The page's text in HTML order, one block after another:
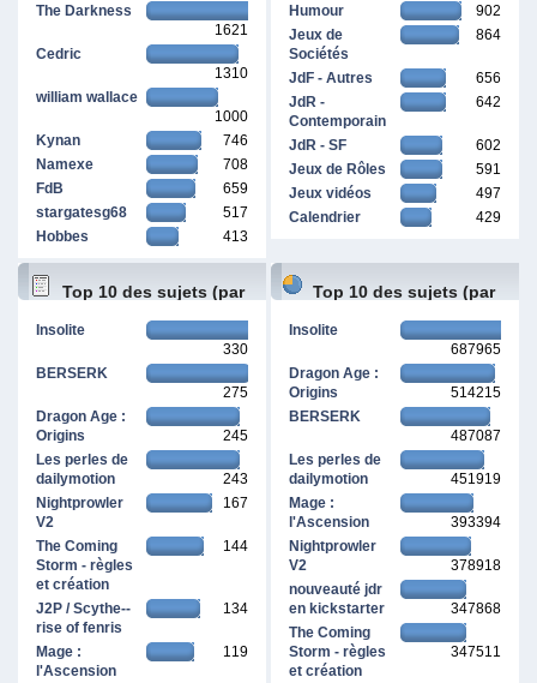
The Darkness
1621
Cedric
1310
william wallace
1000
Kynan
746
Namexe
708
FdB
659
stargatesg68
517
Hobbes
413
Humour
902
Jeux de
Sociétés
864
JdF - Autres
656
JdR -
Contemporain
642
JdR - SF
602
Jeux de Rôles
591
Jeux vidéos
497
Calendrier
429
Top 10 des sujets (par
Insolite
330
BERSERK
275
Dragon Age :
Origins
245
Les perles de
dailymotion
243
Nightprowler
V2
167
The Coming
Storm - règles
et création
144
J2P / Scythe--
rise of fenris
134
Mage :
l'Ascension
119
Top 10 des sujets (par
Insolite
687965
Dragon Age :
Origins
514215
BERSERK
487087
Les perles de
dailymotion
451919
Mage :
l'Ascension
393394
Nightprowler
V2
378918
nouveauté jdr
en kickstarter
347868
The Coming
Storm - règles
et création
347511